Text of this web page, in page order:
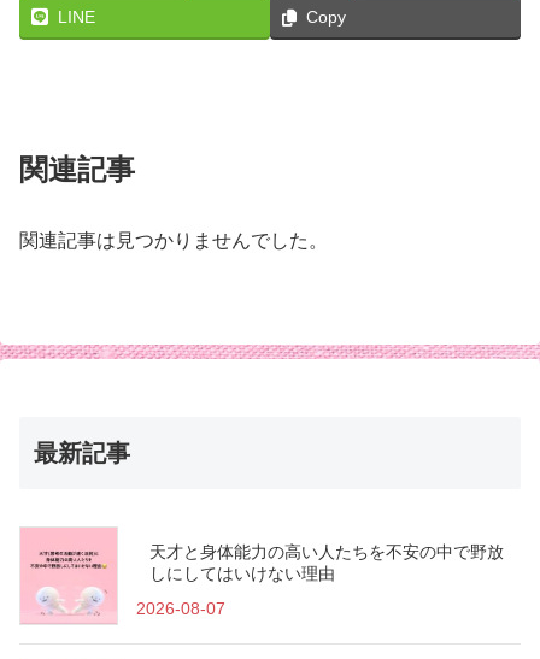
LINE Copy
関連記事
関連記事は見つかりませんでした。
最新記事
天才と身体能力の高い人たちを不安の中で野放
しにしてはいけない理由
2026-08-07